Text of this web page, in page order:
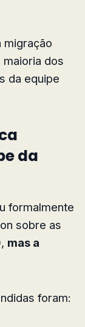
migração
maioria dos
da equipe
da
formalmente
sobre as
mas a
foram: